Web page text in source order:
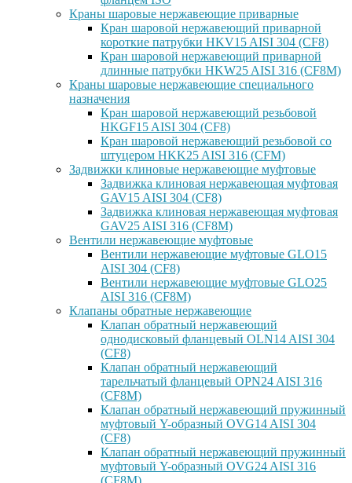
Краны шаровые нержавеющие приварные
Кран шаровой нержавеющий приварной
короткие патрубки HKV15 AISI 304 (CF8)
Кран шаровой нержавеющий приварной
длинные патрубки HKW25 AISI 316 (CF8M)
Краны шаровые нержавеющие специального
назначения
Кран шаровой нержавеющий резьбовой
HKGF15 AISI 304 (CF8)
Кран шаровой нержавеющий резьбовой со
штуцером HKK25 AISI 316 (CFM)
Задвижки клиновые нержавеющие муфтовые
Задвижка клиновая нержавеющая муфтовая
GAV15 AISI 304 (CF8)
Задвижка клиновая нержавеющая муфтовая
GAV25 AISI 316 (CF8M)
Вентили нержавеющие муфтовые
Вентили нержавеющие муфтовые GLO15
AISI 304 (CF8)
Вентили нержавеющие муфтовые GLO25
AISI 316 (CF8M)
Клапаны обратные нержавеющие
Клапан обратный нержавеющий
однодисковый фланцевый OLN14 AISI 304
(CF8)
Клапан обратный нержавеющий
тарельчатый фланцевый OPN24 AISI 316
(CF8M)
Клапан обратный нержавеющий пружинный
муфтовый Y-образный OVG14 AISI 304
(CF8)
Клапан обратный нержавеющий пружинный
муфтовый Y-образный OVG24 AISI 316
(CF8М)